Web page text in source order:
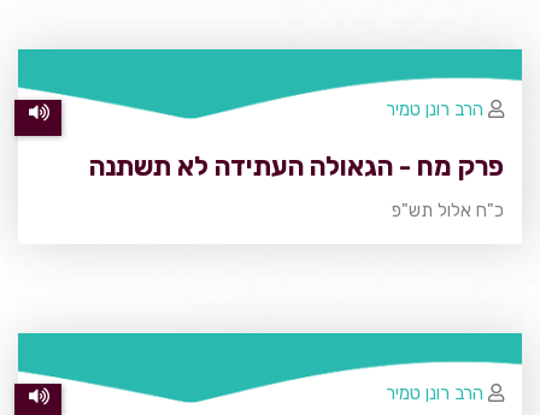
פרק מח - הגאולה העתידה לא תשתנה
כ"ח אלול תש"פ
הרב רונן טמיר
הרב רונן טמיר